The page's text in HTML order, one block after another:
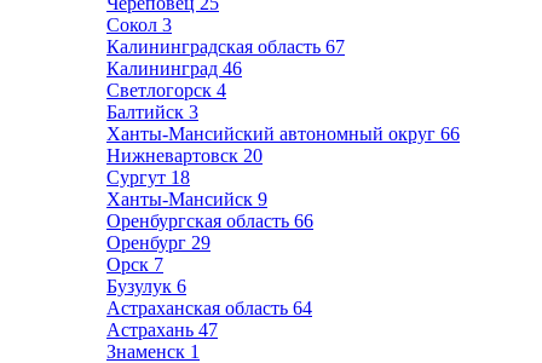
Сокол 3
Калининградская область 67
Калининград 46
Светлогорск 4
Балтийск 3
Ханты-Мансийский автономный округ 66
Нижневартовск 20
Сургут 18
Ханты-Мансийск 9
Оренбургская область 66
Оренбург 29
Орск 7
Бузулук 6
Астраханская область 64
Астрахань 47
Знаменск 1